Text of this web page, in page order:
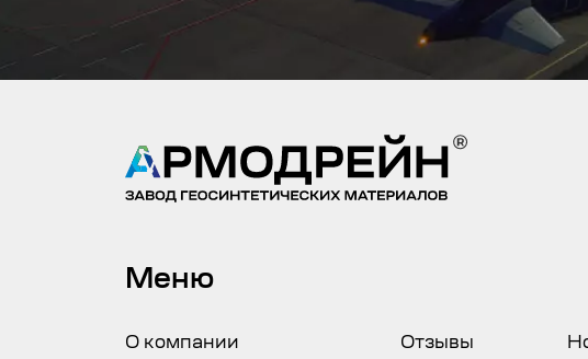
Меню
О компании Отзывы